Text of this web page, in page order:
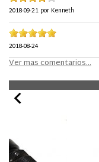
2018-09-21 por Kenneth
2018-08-24
Ver mas comentarios...